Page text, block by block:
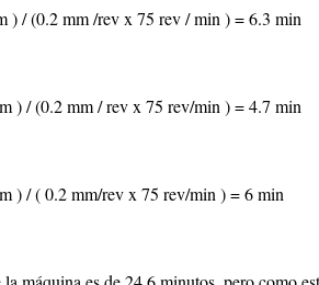
) / (0.2 mm /rev x 75 rev / min ) = 6.3 min
) / (0.2 mm / rev x 75 rev/min ) = 4.7 min
) / ( 0.2 mm/rev x 75 rev/min ) = 6 min